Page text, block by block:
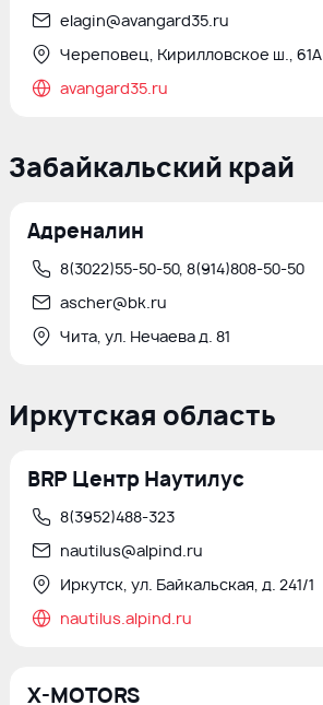
elagin@avangard35.ru
Череповец, Кирилловское ш., 61А
avangard35.ru
Забайкальский край
Адреналин
8(3022)55-50-50, 8(914)808-50-50
ascher@bk.ru
Чита, ул. Нечаева д. 81
Иркутская область
BRP Центр Наутилус
8(3952)488-323
nautilus@alpind.ru
Иркутск, ул. Байкальская, д. 241/1
nautilus.alpind.ru
X-MOTORS